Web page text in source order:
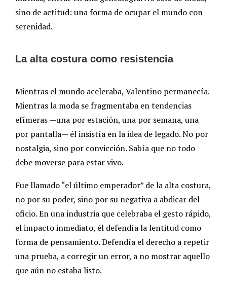
sino de actitud: una forma de ocupar el mundo con
serenidad.
La alta costura como resistencia
Mientras el mundo aceleraba, Valentino permanecía.
Mientras la moda se fragmentaba en tendencias
efímeras —una por estación, una por semana, una
por pantalla— él insistía en la idea de legado. No por
nostalgia, sino por convicción. Sabía que no todo
debe moverse para estar vivo.
Fue llamado “el último emperador” de la alta costura,
no por su poder, sino por su negativa a abdicar del
oficio. En una industria que celebraba el gesto rápido,
el impacto inmediato, él defendía la lentitud como
forma de pensamiento. Defendía el derecho a repetir
una prueba, a corregir un error, a no mostrar aquello
que aún no estaba listo.